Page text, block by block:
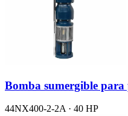
Bomba sumergible
44NX400-2-2A · 40 HP